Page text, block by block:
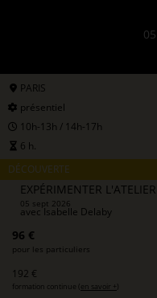
PARIS
présentiel
10h-13h / 14h-17h
6 h.
DÉCOUVERTE
EXPÉRIMENTER
05 sept 2026
avec Isabelle Delaby
96 €
pour les particuliers
192 €
formation continue ( en savoir + )